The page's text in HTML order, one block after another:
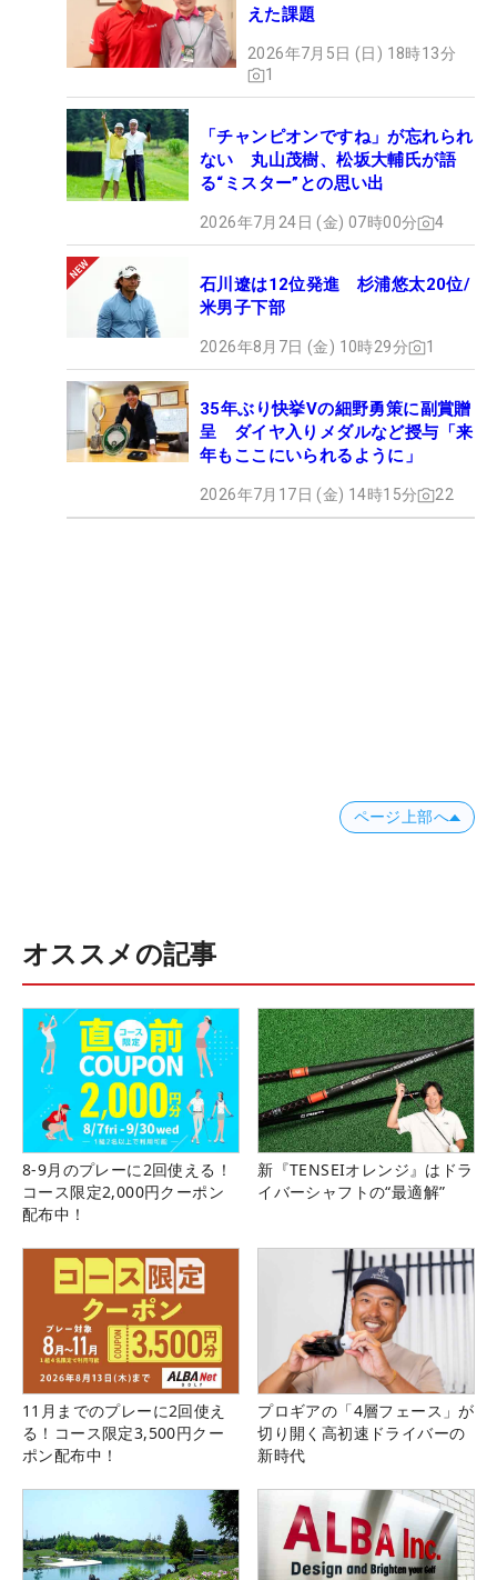
えた課題
2026年7月5日 (日) 18時13分
1
「チャンピオンですね」が忘れられ
ない 丸山茂樹、松坂大輔氏が語
る“ミスター”との思い出
2026年7月24日 (金) 07時00分 4
石川遼は12位発進 杉浦悠太20位/
米男子下部
2026年8月7日 (金) 10時29分 1
35年ぶり快挙Vの細野勇策に副賞贈
呈 ダイヤ入りメダルなど授与「来
年もここにいられるように」
2026年7月17日 (金) 14時15分 22
ページ上部へ
オススメの記事
8-9月のプレーに2回使える！
コース限定2,000円クーポン
配布中！
新『TENSEIオレンジ』はドラ
イバーシャフトの“最適解”
11月までのプレーに2回使え
る！コース限定3,500円クー
ポン配布中！
プロギアの「4層フェース」が
切り開く高初速ドライバーの
新時代